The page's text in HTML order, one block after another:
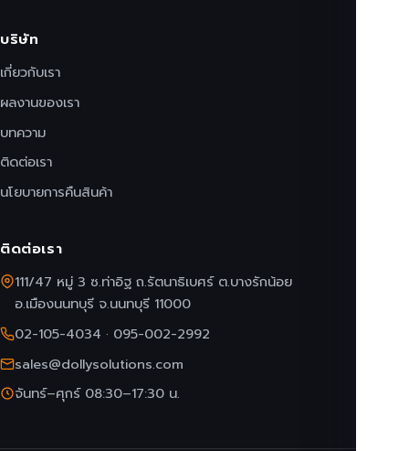
บริษัท
เกี่ยวกับเรา
ผลงานของเรา
บทความ
ติดต่อเรา
นโยบายการคืนสินค้า
ติดต่อเรา
111/47 หมู่ 3 ซ.ท่าอิฐ ถ.รัตนาธิเบศร์ ต.บางรักน้อย
อ.เมืองนนทบุรี จ.นนทบุรี 11000
02-105-4034 · 095-002-2992
sales@dollysolutions.com
จันทร์–ศุกร์ 08:30–17:30 น.